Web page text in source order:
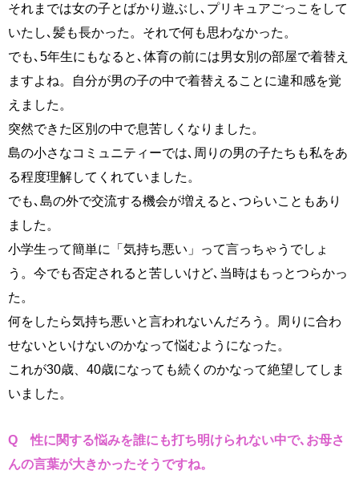
それまでは女の子とばかり遊ぶし､プリキュアごっこをして
いたし､髪も長かった。それで何も思わなかった。
でも､5年生にもなると､体育の前には男女別の部屋で着替え
ますよね。自分が男の子の中で着替えることに違和感を覚
えました。
突然できた区別の中で息苦しくなりました。
島の小さなコミュニティーでは､周りの男の子たちも私をあ
る程度理解してくれていました。
でも､島の外で交流する機会が増えると､つらいこともあり
ました。
小学生って簡単に「気持ち悪い」って言っちゃうでしょ
う。今でも否定されると苦しいけど､当時はもっとつらかっ
た。
何をしたら気持ち悪いと言われないんだろう。周りに合わ
せないといけないのかなって悩むようになった。
これが30歳、40歳になっても続くのかなって絶望してしま
いました。
Q 性に関する悩みを誰にも打ち明けられない中で､ お母さ
んの言葉が大きかったそうですね。